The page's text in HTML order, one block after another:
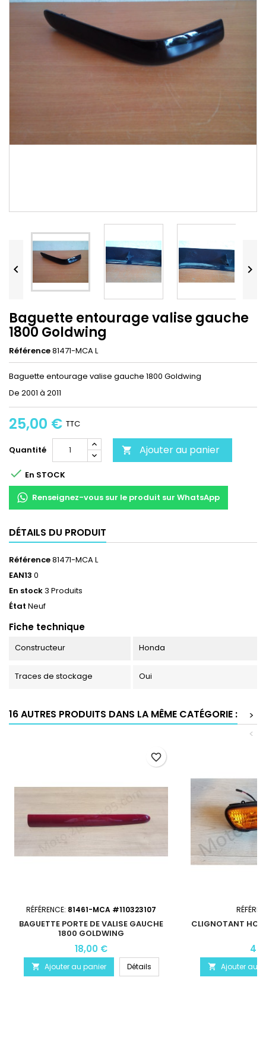
 
Baguette entourage valise gauche
1800 Goldwing
Référence81471-MCA L
Baguette entourage valise gauche 1800 Goldwing
De 2001 à 2011
25,00 € TTC
Quantité  Ajouter au panier
 En STOCK
Renseignez-vous sur le produit sur WhatsApp
DÉTAILS DU PRODUIT
Référence81471-MCA L
EAN13 0
En stock3 Produits
État Neuf
Fiche technique
Constructeur Honda
Traces de stockage Oui
16 AUTRES PRODUITS DANS LA MÊME CATÉGORIE :
>
<
RÉFÉRENCE: 81461-MCA #110323107
BAGUETTE PORTE DE VALISE GAUCHE
1800 GOLDWING
18,00 €
 Ajouter au panier Détails
favorite_border
CLIGNOTANT
 Ajouter au